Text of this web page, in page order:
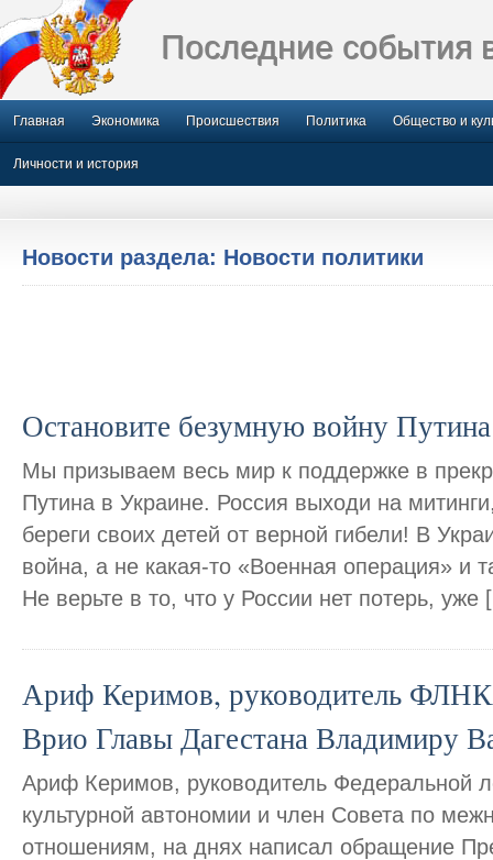
Последние события
Главная Экономика Происшествия Политика Общество и
Личности и история
Новости раздела: Новости политики
Остановите безумную войну
Мы призываем весь мир к поддержке в
Путина в Украине. Россия выходи на
береги своих детей от верной гибели! В
война, а не какая-то «Военная операция» и
Не верьте в то, что у России нет потерь,
Ариф Керимов, руководитель
Врио Главы Дагестана Владимиру
Ариф Керимов, руководитель Федеральной
культурной автономии и член Совета по
отношениям, на днях написал обращение